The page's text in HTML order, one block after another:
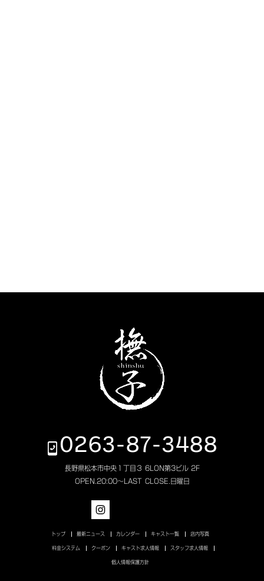
0263-87-3488
長野県松本市中央１丁目３ 6LON第3ビル 2F
OPEN. 20:00～LAST CLOSE. 日曜日
トップ 最新ニュース カレンダー キャスト一覧 店内写真
料金システム クーポン キャスト求人情報 スタッフ求人情報
個人情報保護方針